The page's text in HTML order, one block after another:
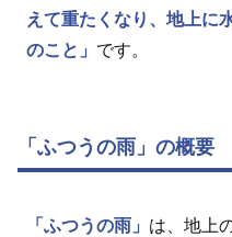
えて重たくなり、地上に
のこと」 です。
「ふつうの雨」の概要
「ふつうの雨」 は、地上